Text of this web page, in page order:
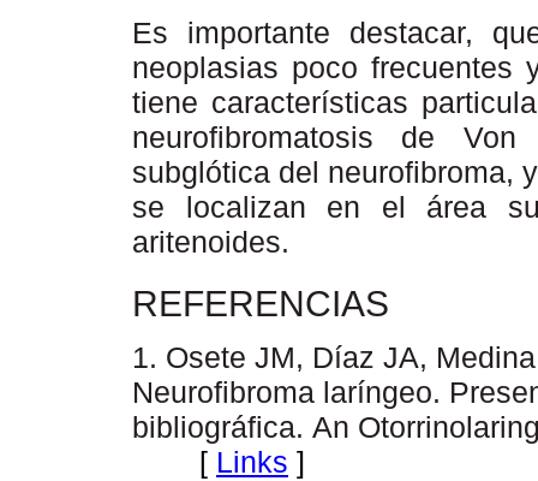
Es importante destacar,
neoplasias poco frecuentes
tiene características
neurofibromatosis de
subglótica del neurofibroma,
se localizan en el área
aritenoides.
REFERENCIAS
1. Osete JM, Díaz JA,
Neurofibroma laríngeo.
bibliográfica. An
[ Links ]